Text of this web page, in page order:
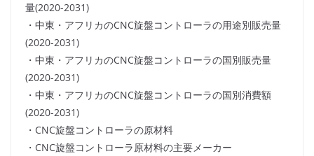
量(2020-2031)
・中東・アフリカのCNC旋盤コントローラの用途別販売量
(2020-2031)
・中東・アフリカのCNC旋盤コントローラの国別販売量
(2020-2031)
・中東・アフリカのCNC旋盤コントローラの国別消費額
(2020-2031)
・CNC旋盤コントローラの原材料
・CNC旋盤コントローラ原材料の主要メーカー